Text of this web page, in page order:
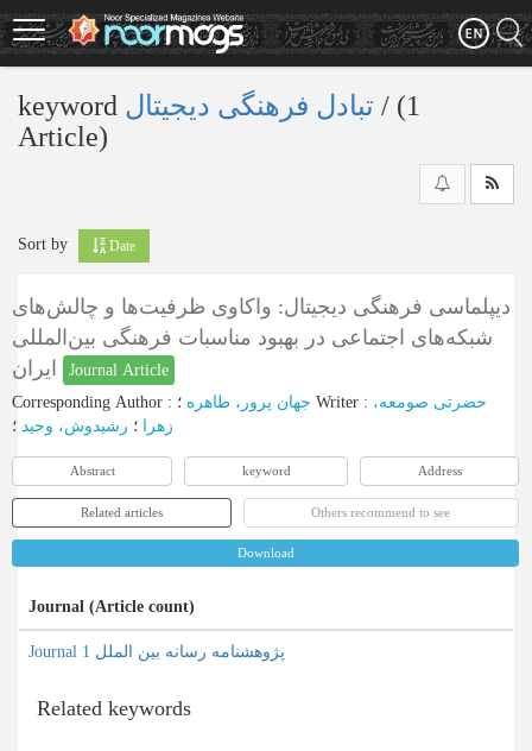
Skip
to
main
keyword
‎/ (1
Article)
Sort by Date
دیپلماسی فرهنگی دیجیتال: واکاوی ظرفیت‌ها و چالش‌های
شبکه‌های اجتماعی در بهبود مناسبات فرهنگی بین‌المللی
Journal Article
Corresponding Author : جهان پرور، طاهره Writer : حضرتی صومعه،
زهرا
؛ رشیدوش، وحید ؛
Abstract keyword Address
Related articles Others recommend to see
Download
Journal (Article count)
Journal پژوهشنامه رسانه بین الملل 1
Related keywords